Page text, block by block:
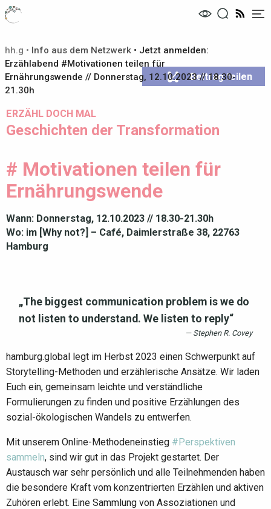
hh.g • Info aus dem Netzwerk • Jetzt anmelden:
Erzählabend #Motivationen teilen für
Ernährungswende // Donnerstag, 12.10.2023 // 18.30-
21.30h
Beitrag teilen
ERZÄHL DOCH MAL
Geschichten der Transformation
# Motivationen teilen für
Ernährungswende
Wann: Donnerstag, 12.10.2023 // 18.30-21.30h
Wo: im [Why not?] – Café, Daimlerstraße 38, 22763
Hamburg
„The biggest communication problem is we do
not listen to understand. We listen to reply“
Stephen R. Covey
hamburg.global legt im Herbst 2023 einen Schwerpunkt auf
Storytelling-Methoden und erzählerische Ansätze. Wir laden
Euch ein, gemeinsam leichte und verständliche
Formulierungen zu finden und positive Erzählungen des
sozial-ökologischen Wandels zu entwerfen.
Mit unserem Online-Methodeneinstieg #Perspektiven
sammeln, sind wir gut in das Projekt gestartet. Der
Austausch war sehr persönlich und alle Teilnehmenden haben
die besondere Kraft vom konzentrierten Erzählen und aktiven
Zuhören erlebt. Eine Sammlung von Assoziationen und